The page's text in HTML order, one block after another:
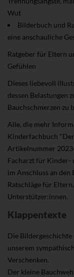
Wut
Bilderbuch und
eine anschauliche
Ratgeber für Eltern
Gefühlen
Dieses liebevoll
dessen Belastungen
Bauchschmerzen zu
Alle, die mehr
Kinderfachbuch
Artikelnummer
Facharzt für Kinder-
im Anschluss an
Ratschläge für
Unterstützer:innen.
Klappentexte
Die
unserem
Verschenken.
Der kleine